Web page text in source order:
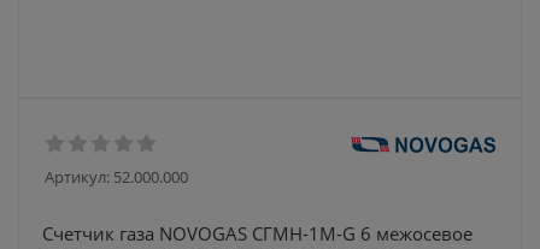
Артикул: 52.000.000
Счетчик газа NOVOGAS СГМН-1М-G 6 межосевое